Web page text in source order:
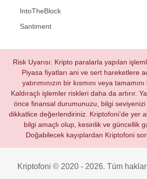
IntoTheBlock
Santiment
Risk Uyarısı: Kripto paralarla yapılan
Piyasa fiyatları ani ve sert hareketlere
yatırımınızın bir kısmını veya
Kaldıraçlı işlemler riskleri daha da artırır.
önce finansal durumunuzu, bilgi seviyenizi
dikkatlice değerlendiriniz. Kriptofoni’de yer
bilgi amaçlı olup, kesinlik ve güncellik
Doğabilecek kayıplardan Kriptofoni
Kriptofoni © 2020 - 2026. Tüm hakları